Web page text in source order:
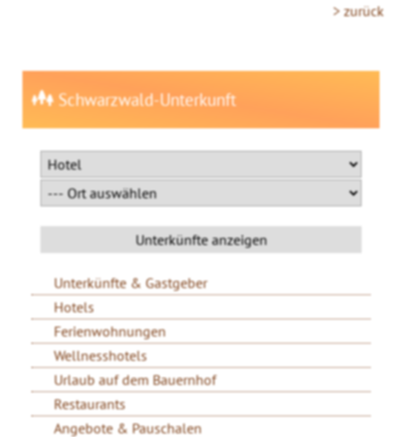
> zurück
Schwarzwald-Unterkunft
Unterkünfte & Gastgeber
Hotels
Ferienwohnungen
Wellnesshotels
Urlaub auf dem Bauernhof
Restaurants
Angebote & Pauschalen